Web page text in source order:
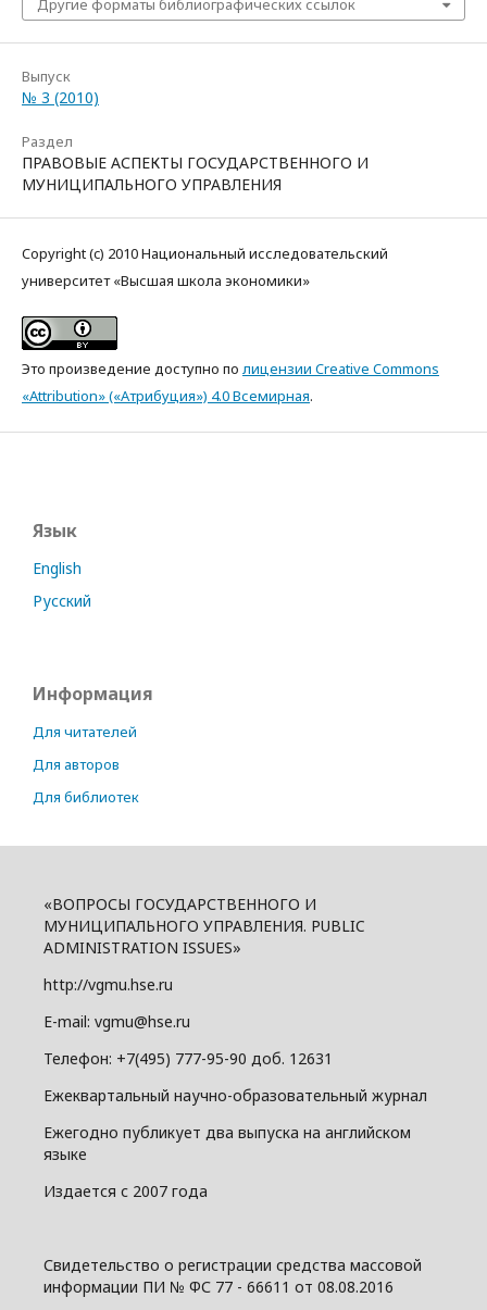
Другие форматы библиографических ссылок
Выпуск
№ 3 (2010)
Раздел
ПРАВОВЫЕ АСПЕКТЫ ГОСУДАРСТВЕННОГО И
МУНИЦИПАЛЬНОГО УПРАВЛЕНИЯ
Copyright (c) 2010 Национальный исследовательский
университет «Высшая школа экономики»
Это произведение доступно по лицензии Creative Commons
«Attribution» («Атрибуция») 4.0 Всемирная.
Язык
English
Русский
Информация
Для читателей
Для авторов
Для библиотек
«ВОПРОСЫ ГОСУДАРСТВЕННОГО И
МУНИЦИПАЛЬНОГО УПРАВЛЕНИЯ. PUBLIC
ADMINISTRATION ISSUES»
http://vgmu.hse.ru
E-mail: vgmu@hse.ru
Телефон: +7(495) 777-95-90 доб. 12631
Ежеквартальный научно-образовательный журнал
Ежегодно публикует два выпуска на английском
языке
Издается с 2007 года
Свидетельство о регистрации средства массовой
информации ПИ № ФС 77 - 66611 от 08.08.2016